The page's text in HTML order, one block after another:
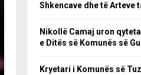
Shkencave dhe të Arteve
Nikollë Camaj uron
e Ditës së Komunës së
Kryetari i Komunës së